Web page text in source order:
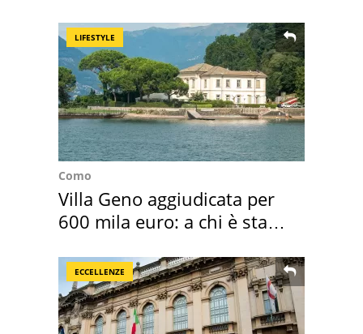
LIFESTYLE
Como
Villa Geno aggiudicata per
600 mila euro: a chi è stata
ECCELLENZE